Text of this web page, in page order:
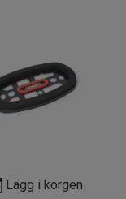
Lägg i korgen